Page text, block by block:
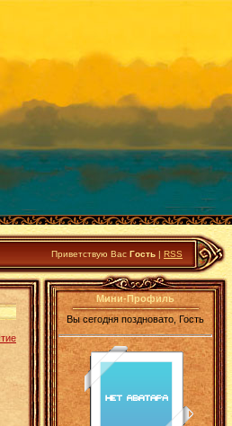
Приветствую Вас Гость | RSS
Мини-Профиль
Вы сегодня поздновато, Гость